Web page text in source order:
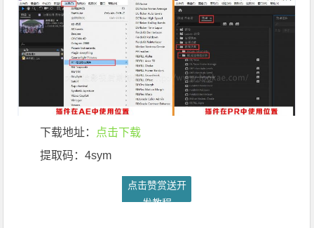
下载地址： 点击下载
提取码：4sym
点击赞赏送开
发教程